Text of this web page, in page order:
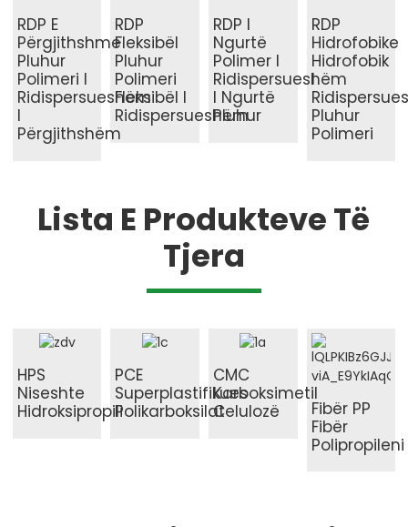
RDP E
Përgjithshme
Pluhur
Polimeri I
Ridispersueshëm
I
Përgjithshëm
RDP
Fleksibël
Pluhur
Polimeri
Fleksibël I
Ridispersueshëm
RDP I
Ngurtë
Polimer I
Ridispersueshëm
I Ngurtë
Pluhur
RDP
Hidrofobike
Hidrofobik
I
Pluhur
Polimeri
Lista E Produkteve Të
Tjera
HPS
Niseshte
Hidroksipropili
PCE
Superplastifikues
Polikarboksilat
CMC
Karboksimetil
Celulozë
Fibër PP
Fibër
Polipropileni